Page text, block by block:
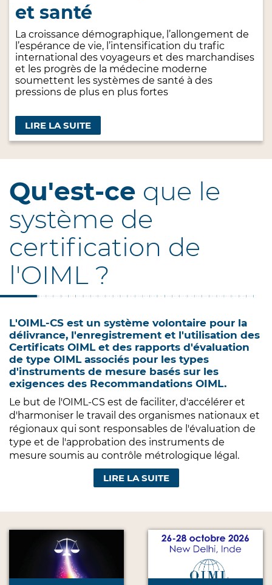
et santé
La croissance démographique, l’allongement de
l’espérance de vie, l’intensification du trafic
international des voyageurs et des marchandises
et les progrès de la médecine moderne
soumettent les systèmes de santé à des
pressions de plus en plus fortes
LIRE LA SUITE
Qu'est-ce que le
système de
certification de
l'OIML ?
L'OIML-CS est un système volontaire pour la
délivrance, l'enregistrement et l'utilisation des
Certificats OIML et des rapports d'évaluation
de type OIML associés pour les types
d'instruments de mesure basés sur les
exigences des Recommandations OIML.
Le but de l'OIML-CS est de faciliter, d'accélérer et
d'harmoniser le travail des organismes nationaux et
régionaux qui sont responsables de l'évaluation de
type et de l'approbation des instruments de
mesure soumis au contrôle métrologique légal.
LIRE LA SUITE